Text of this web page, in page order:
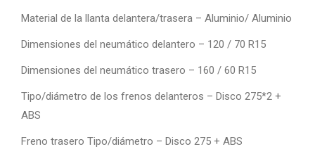
Material de la llanta delantera/trasera – Aluminio/ Aluminio
Dimensiones del neumático delantero – 120 / 70 R15
Dimensiones del neumático trasero – 160 / 60 R15
Tipo/diámetro de los frenos delanteros – Disco 275*2 +
ABS
Freno trasero Tipo/diámetro – Disco 275 + ABS